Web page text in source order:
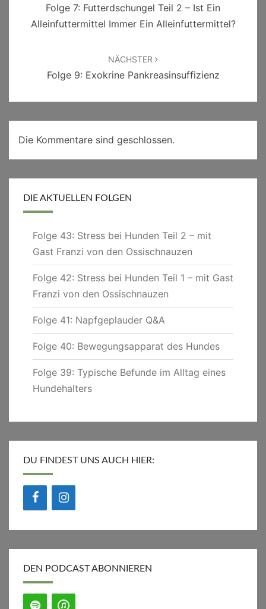
Folge 7: Futterdschungel Teil 2 – Ist Ein
Alleinfuttermittel Immer Ein Alleinfuttermittel?
NÄCHSTER
Folge 9: Exokrine Pankreasinsuffizienz
Die Kommentare sind geschlossen.
DIE AKTUELLEN FOLGEN
Folge 43: Stress bei Hunden Teil 2 – mit
Gast Franzi von den Ossischnauzen
Folge 42: Stress bei Hunden Teil 1 – mit Gast
Franzi von den Ossischnauzen
Folge 41: Napfgeplauder Q&A
Folge 40: Bewegungsapparat des Hundes
Folge 39: Typische Befunde im Alltag eines
Hundehalters
DU FINDEST UNS AUCH HIER:
DEN PODCAST ABONNIEREN